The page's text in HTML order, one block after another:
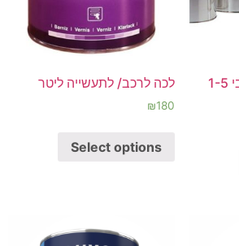
צבע לתעשייה חד רכיבי 1-5
לכה לרכב/ לתעשייה ליטר
₪180
Select options